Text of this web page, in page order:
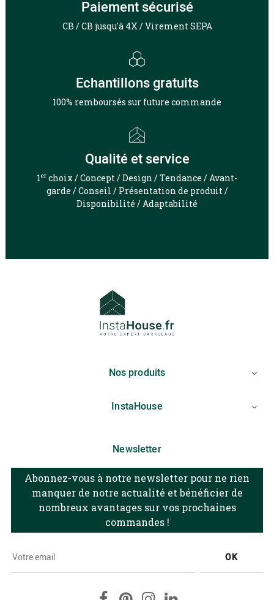
Paiement sécurisé
CB / CB jusqu'à 4X / Virement SEPA
Echantillons gratuits
100% remboursés sur future commande
Qualité et service
1er choix / Concept / Design / Tendance / Avant-
garde / Conseil / Présentation de produit /
Disponibilité / Adaptabilité
Nos produits 
InstaHouse 
Newsletter
Abonnez-vous à notre newsletter pour ne rien
manquer de notre actualité et bénéficier de
nombreux avantages sur vos prochaines
commandes !
OK